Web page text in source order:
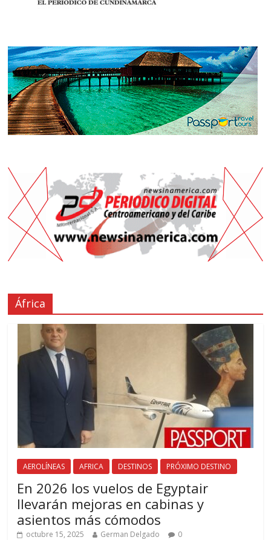
África
AEROLÍNEAS AFRICA DESTINOS PRÓXIMO DESTINO
En 2026 los vuelos de Egyptair
llevarán mejoras en cabinas y
asientos más cómodos
octubre 15, 2025 German Delgado 0